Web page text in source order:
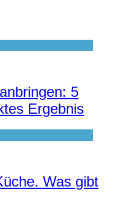
5
Ergebnis
Was gibt